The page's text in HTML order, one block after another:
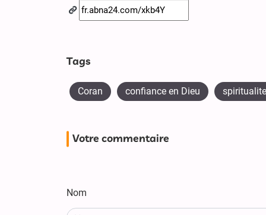
Tags
Coran confiance en Dieu
Votre commentaire
Nom